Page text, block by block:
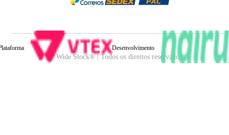
Wide Stock® | Todos os direitos reservados.
Desenvolvimento